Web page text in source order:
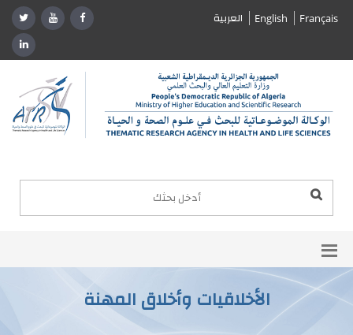
العربية English Français
الأخلاقيات وأخلاق المهنة